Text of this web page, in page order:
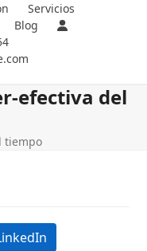
Servicios
Blog
efectiva del
tiempo